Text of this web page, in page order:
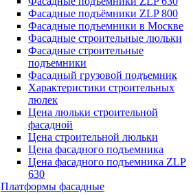
Фасадные подъёмники ZLP 800
Фасадные подъемники в Москве
Фасадные строительные люльки
Фасадные строительные
подъемники
Фасадный грузовой подъемник
Характеристики строительных
люлек
Цена люльки строительной
фасадной
Цена строительной люльки
Цена фасадного подъемника
Цена фасадного подъемника ZLP
630
Платформы фасадные